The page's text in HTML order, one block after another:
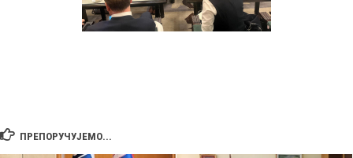
ПРЕПОРУЧУЈЕМО...